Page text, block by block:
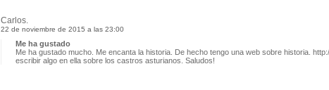
Carlos.
22 de noviembre de 2015 a las 23:00
Me ha gustado
Me ha gustado mucho. Me encanta la historia. De hecho tengo una web sobre historia.
escribir algo en ella sobre los castros asturianos. Saludos!